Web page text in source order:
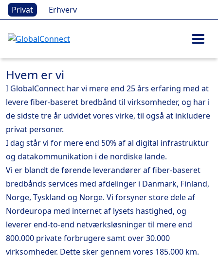
Privat Erhverv
Hvem er vi
I GlobalConnect har vi mere end 25 års erfaring med at
levere fiber-baseret bredbånd til virksomheder, og har i
de sidste tre år udvidet vores virke, til også at inkludere
privat personer.
I dag står vi for mere end 50% af al digital infrastruktur
og datakommunikation i de nordiske lande.
Vi er blandt de førende leverandører af fiber-baseret
bredbånds services med afdelinger i Danmark, Finland,
Norge, Tyskland og Norge. Vi forsyner store dele af
Nordeuropa med internet af lysets hastighed, og
leverer end-to-end netværksløsninger til mere end
800.000 private forbrugere samt over 30.000
virksomheder. Dette sker gennem vores 185.000 km.